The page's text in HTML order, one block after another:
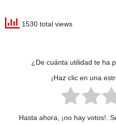
1530 total views
¿De cuánta utilidad te ha
¡Haz clic en una
Hasta ahora, ¡no hay votos!.